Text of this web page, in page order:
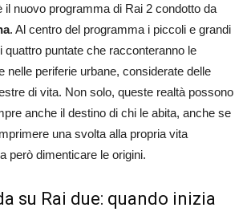
il nuovo programma di Rai 2 condotto da
. Al centro del programma i piccoli e grandi
quattro puntate che racconteranno le
nelle periferie urbane, considerate delle
di vita. Non solo, queste realtà possono
anche il destino di chi le abita, anche se
una svolta alla propria vita
però dimenticare le origini.
su Rai due: quando inizia